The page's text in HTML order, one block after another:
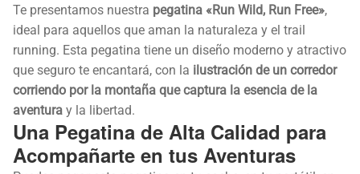
Te presentamos nuestra pegatina «Run Wild, Run Free»,
ideal para aquellos que aman la naturaleza y el trail
running. Esta pegatina tiene un diseño moderno y atractivo
que seguro te encantará, con la ilustración de un corredor
corriendo por la montaña que captura la esencia de la
aventura y la libertad.
Una Pegatina de Alta Calidad para
Acompañarte en tus Aventuras